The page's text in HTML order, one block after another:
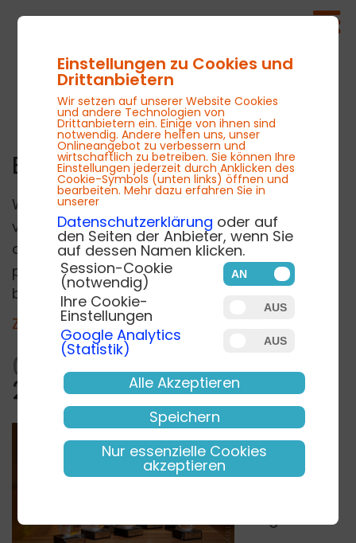
Blog
Willkommen auf unserem Blog! Hier
veröffentlichen wir Beiträge zu den Themen
der School GRC und alles was drum herum
passiert und interessiert. Viel Spaß
beim Schmö­kern!
Zurück zur Blog-Übersicht
09.11.19Graduierungsfeier
2019
MATHIAS RICHTER
Mit einem
lachendem
und einem
Einstellungen zu Cookies und
Drittanbietern
Wir setzen auf unserer Website Cookies
und andere Technologien von
Drittanbietern ein. Einige von ihnen sind
notwendig. Andere helfen uns, unser
Onlineangebot zu verbessern und
wirtschaftlich zu betreiben. Sie können Ihre
Einstellungen jederzeit durch Anklicken des
Cookie-Symbols (unten links) öffnen und
bearbeiten. Mehr dazu erfahren Sie in
unserer
Datenschutzerklärung oder auf
den Seiten der Anbieter, wenn Sie
auf dessen Namen klicken.
Session-Cookie
(notwendig)
Ihre Cookie-
Einstellungen
Google Analytics
(Statistik)
Alle Akzeptieren
Speichern
Nur essenzielle Cookies
akzeptieren